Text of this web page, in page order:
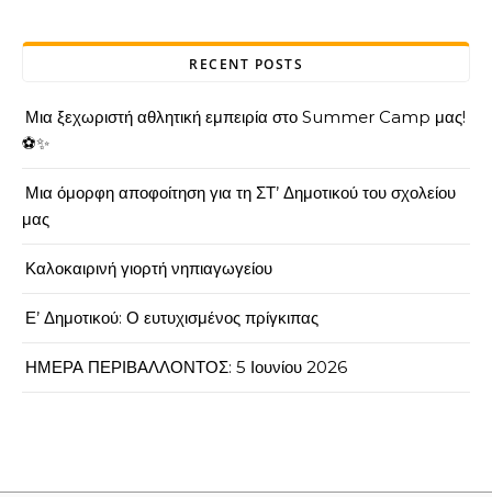
RECENT POSTS
Μια ξεχωριστή αθλητική εμπειρία στο Summer Camp μας!
⚽✨
Μια όμορφη αποφοίτηση για τη ΣΤ’ Δημοτικού του σχολείου
μας
Καλοκαιρινή γιορτή νηπιαγωγείου
Ε’ Δημοτικού: Ο ευτυχισμένος πρίγκιπας
ΗΜΕΡΑ ΠΕΡΙΒΑΛΛΟΝΤΟΣ: 5 Ιουνίου 2026